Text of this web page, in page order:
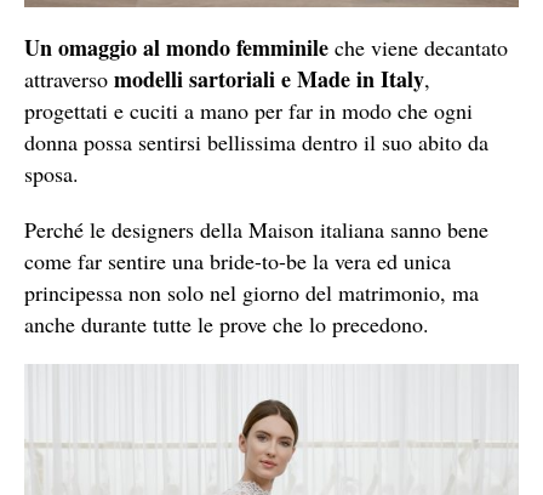
Un omaggio al mondo femminile che viene decantato
attraverso modelli sartoriali e Made in Italy,
progettati e cuciti a mano per far in modo che ogni
donna possa sentirsi bellissima dentro il suo abito da
sposa.
Perché le designers della Maison italiana sanno bene
come far sentire una bride-to-be la vera ed unica
principessa non solo nel giorno del matrimonio, ma
anche durante tutte le prove che lo precedono.